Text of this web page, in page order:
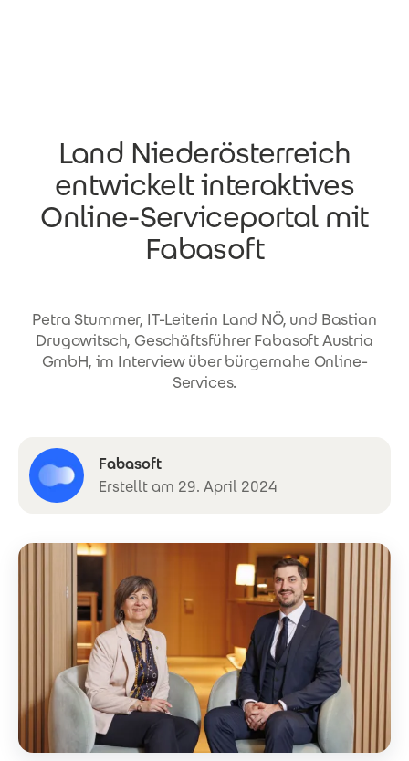
Land Niederösterreich
entwickelt interaktives
Online-Serviceportal mit
Fabasoft
Petra Stummer, IT-Leiterin Land NÖ, und Bastian
Drugowitsch, Geschäftsführer Fabasoft Austria
GmbH, im Interview über bürgernahe Online-
Services.
Fabasoft
Erstellt am 29. April 2024